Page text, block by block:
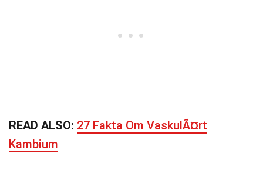
READ ALSO: 27 Fakta Om VaskulÃ¤rt
Kambium